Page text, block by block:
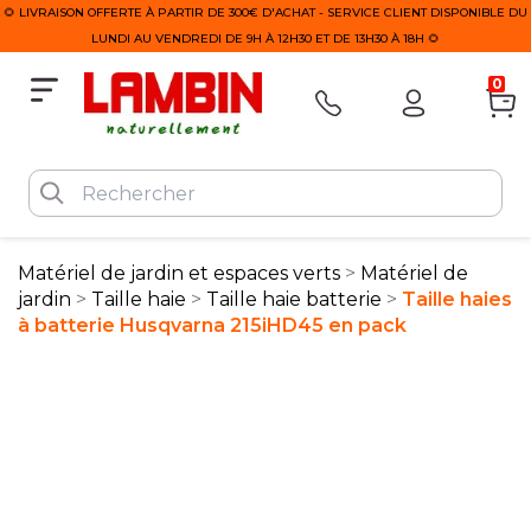
🌻 LIVRAISON OFFERTE À PARTIR DE 300€ D'ACHAT - SERVICE CLIENT DISPONIBLE DU
LUNDI AU VENDREDI DE 9H À 12H30 ET DE 13H30 À 18H 🌻
0
Matériel de jardin et espaces verts
Matériel de
jardin
Taille haie Taille haie batterie
Taille haies
à batterie Husqvarna 215iHD45 en pack